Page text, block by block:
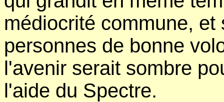
médiocrité commune,
personnes de bonne
l'avenir serait sombre
l'aide du Spectre.